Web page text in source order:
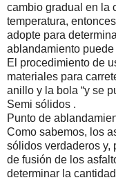
cambio gradual en la
temperatura,
adopte para
ablandamiento
El procedimiento de
materiales para
anillo y la bola “y se
Semi sólidos .
Punto de
Como sabemos, los
sólidos verdaderos y,
de fusión de los
determinar la